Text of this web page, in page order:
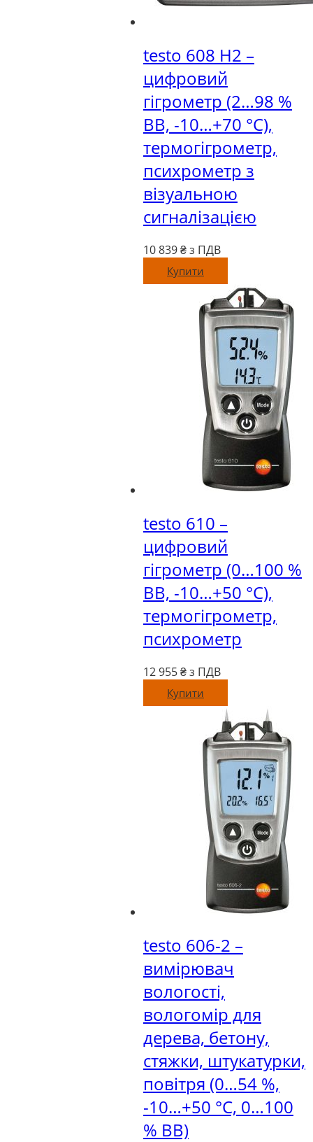
testo 608 Н2 –
цифровий
гігрометр (2…98 %
ВВ, -10…+70 °C),
термогігрометр,
психрометр з
візуальною
сигналізацією
10 839₴ з ПДВ
Купити
testo 610 –
цифровий
гігрометр (0…100 %
ВВ, -10…+50 °C),
термогігрометр,
психрометр
12 955₴ з ПДВ
Купити
testo 606-2 –
вимірювач
вологості,
вологомір для
дерева, бетону,
стяжки, штукатурки,
повітря (0…54 %,
-10…+50 °С, 0…100
% ВВ)